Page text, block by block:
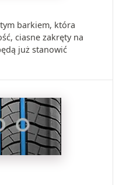
barkiem, która
ciasne zakręty na
już stanowić